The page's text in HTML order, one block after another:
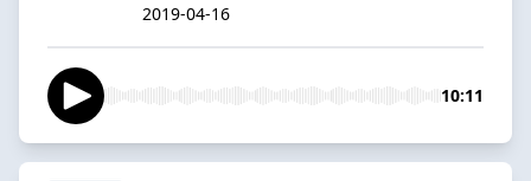
2019-04-16
10:11